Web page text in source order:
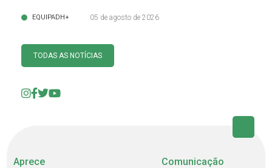
EQUIPADH+ 05 de agosto de 2026
TODAS AS NOTÍCIAS
Aprece Comunicação